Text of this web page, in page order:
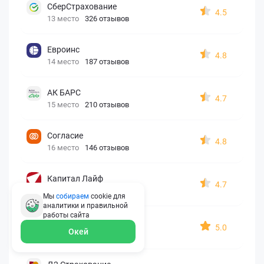
СберСтрахование
13 место 326 отзывов
4.5
Евроинс
14 место 187 отзывов
4.8
АК БАРС
15 место 210 отзывов
4.7
Согласие
16 место 146 отзывов
4.8
Капитал Лайф
4.7
Georgia assistance
18 место 30 отзывов
5.0
Мы собираем cookie для
аналитики и правильной
работы сайта
Окей